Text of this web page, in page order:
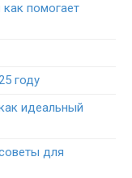
помогает
году
идеальный
для